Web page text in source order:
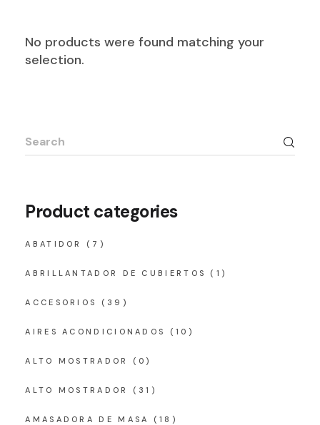
No products were found matching your
selection.
Search
for:
Product categories
ABATIDOR (7)
ABRILLANTADOR DE CUBIERTOS (1)
ACCESORIOS (39)
AIRES ACONDICIONADOS (10)
ALTO MOSTRADOR (0)
ALTO MOSTRADOR (31)
AMASADORA DE MASA (18)